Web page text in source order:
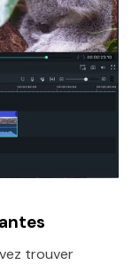
trouver